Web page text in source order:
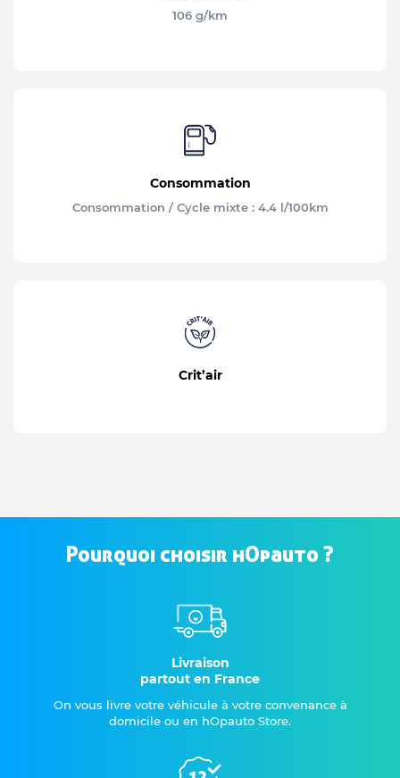
106 g/km
Consommation
Consommation / Cycle mixte : 4.4 l/100km
Crit’air
Pourquoi choisir hOpauto ?
Livraison
partout en France
On vous livre votre véhicule à votre convenance à
domicile ou en hOpauto Store.